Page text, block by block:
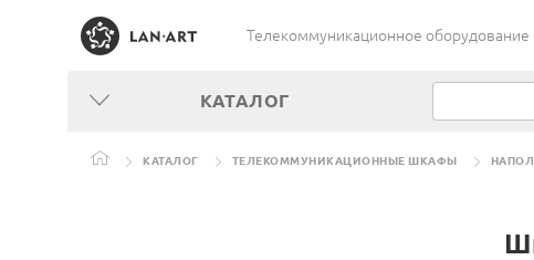
Телекоммуникационное оборудование
КАТАЛОГ
КАТАЛОГ ТЕЛЕКОММУНИКАЦИОННЫЕ ШКАФЫ